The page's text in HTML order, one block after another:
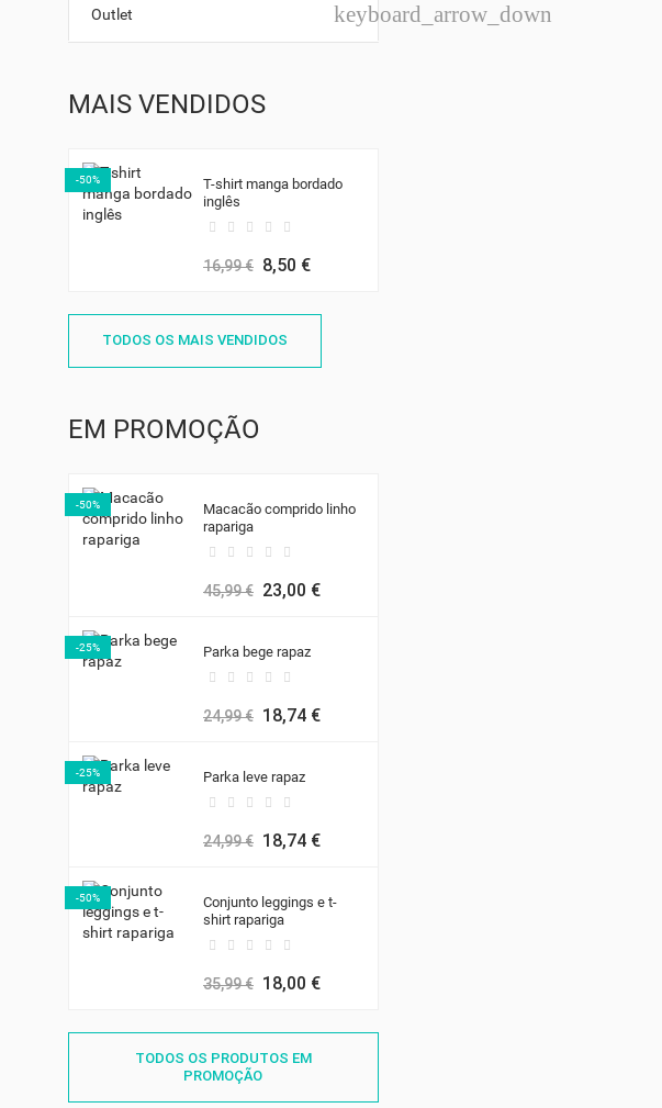
Outlet keyboard_arrow_down
MAIS VENDIDOS
-50%
T-shirt manga bordado
inglês
16,99 € 8,50 €
TODOS OS MAIS VENDIDOS
EM PROMOÇÃO
-50%
Macacão comprido linho
rapariga
45,99 € 23,00 €
-25% Parka bege rapaz
24,99 € 18,74 €
-25% Parka leve rapaz
24,99 € 18,74 €
-50%
Conjunto leggings e t-
shirt rapariga
35,99 € 18,00 €
TODOS OS PRODUTOS EM
PROMOÇÃO